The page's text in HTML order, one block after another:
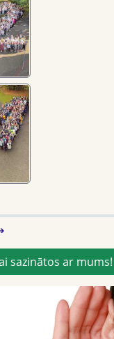
sazinātos ar mums!